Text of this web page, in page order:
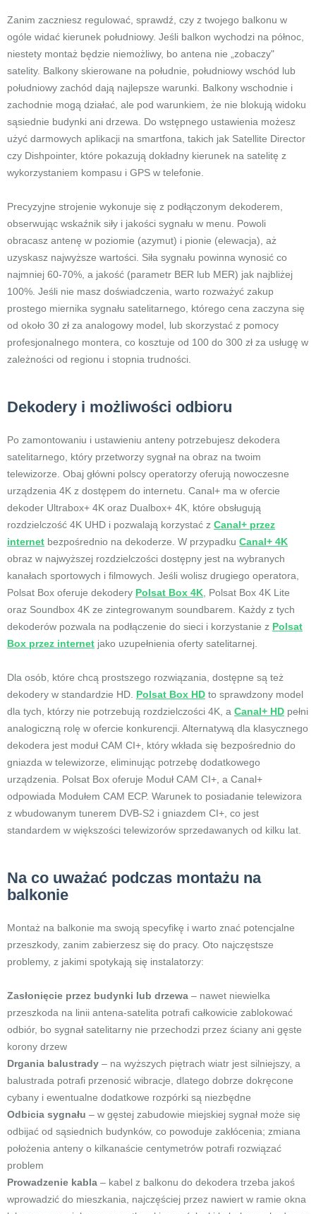
Zanim zaczniesz regulować, sprawdź, czy z twojego balkonu w
ogóle widać kierunek południowy. Jeśli balkon wychodzi na północ,
niestety montaż będzie niemożliwy, bo antena nie „zobaczy"
satelity. Balkony skierowane na południe, południowy wschód lub
południowy zachód dają najlepsze warunki. Balkony wschodnie i
zachodnie mogą działać, ale pod warunkiem, że nie blokują widoku
sąsiednie budynki ani drzewa. Do wstępnego ustawienia możesz
użyć darmowych aplikacji na smartfona, takich jak Satellite Director
czy Dishpointer, które pokazują dokładny kierunek na satelitę z
wykorzystaniem kompasu i GPS w telefonie.
Precyzyjne strojenie wykonuje się z podłączonym dekoderem,
obserwując wskaźnik siły i jakości sygnału w menu. Powoli
obracasz antenę w poziomie (azymut) i pionie (elewacja), aż
uzyskasz najwyższe wartości. Siła sygnału powinna wynosić co
najmniej 60-70%, a jakość (parametr BER lub MER) jak najbliżej
100%. Jeśli nie masz doświadczenia, warto rozważyć zakup
prostego miernika sygnału satelitarnego, którego cena zaczyna się
od około 30 zł za analogowy model, lub skorzystać z pomocy
profesjonalnego montera, co kosztuje od 100 do 300 zł za usługę w
zależności od regionu i stopnia trudności.
Dekodery i możliwości odbioru
Po zamontowaniu i ustawieniu anteny potrzebujesz dekodera
satelitarnego, który przetworzy sygnał na obraz na twoim
telewizorze. Obaj główni polscy operatorzy oferują nowoczesne
urządzenia 4K z dostępem do internetu. Canal+ ma w ofercie
dekoder Ultrabox+ 4K oraz Dualbox+ 4K, które obsługują
rozdzielczość 4K UHD i pozwalają korzystać z Canal+ przez
internet bezpośrednio na dekoderze. W przypadku Canal+ 4K
obraz w najwyższej rozdzielczości dostępny jest na wybranych
kanałach sportowych i filmowych. Jeśli wolisz drugiego operatora,
Polsat Box oferuje dekodery Polsat Box 4K , Polsat Box 4K Lite
oraz Soundbox 4K ze zintegrowanym soundbarem. Każdy z tych
dekoderów pozwala na podłączenie do sieci i korzystanie z Polsat
Box przez internet jako uzupełnienia oferty satelitarnej.
Dla osób, które chcą prostszego rozwiązania, dostępne są też
dekodery w standardzie HD. Polsat Box HD to sprawdzony model
dla tych, którzy nie potrzebują rozdzielczości 4K, a Canal+ HD pełni
analogiczną rolę w ofercie konkurencji. Alternatywą dla klasycznego
dekodera jest moduł CAM CI+, który wkłada się bezpośrednio do
gniazda w telewizorze, eliminując potrzebę dodatkowego
urządzenia. Polsat Box oferuje Moduł CAM CI+, a Canal+
odpowiada Modułem CAM ECP. Warunek to posiadanie telewizora
z wbudowanym tunerem DVB-S2 i gniazdem CI+, co jest
standardem w większości telewizorów sprzedawanych od kilku lat.
Na co uważać podczas montażu na
balkonie
Montaż na balkonie ma swoją specyfikę i warto znać potencjalne
przeszkody, zanim zabierzesz się do pracy. Oto najczęstsze
problemy, z jakimi spotykają się instalatorzy:
Zasłonięcie przez budynki lub drzewa – nawet niewielka
przeszkoda na linii antena-satelita potrafi całkowicie zablokować
odbiór, bo sygnał satelitarny nie przechodzi przez ściany ani gęste
korony drzew
Drgania balustrady – na wyższych piętrach wiatr jest silniejszy, a
balustrada potrafi przenosić wibracje, dlatego dobrze dokręcone
cybany i ewentualne dodatkowe rozpórki są niezbędne
Odbicia sygnału – w gęstej zabudowie miejskiej sygnał może się
odbijać od sąsiednich budynków, co powoduje zakłócenia; zmiana
położenia anteny o kilkanaście centymetrów potrafi rozwiązać
problem
Prowadzenie kabla – kabel z balkonu do dekodera trzeba jakoś
wprowadzić do mieszkania, najczęściej przez nawiert w ramie okna